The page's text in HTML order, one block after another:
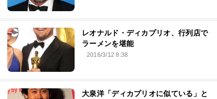
レオナルド・ディカプリオ、行列店で
ラーメンを堪能
2016/3/12 8:38
大泉洋「ディカプリオに似ている」と